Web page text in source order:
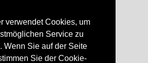
verwendet Cookies, um
Service zu
Wenn Sie auf der Seite
Sie der Cookie-